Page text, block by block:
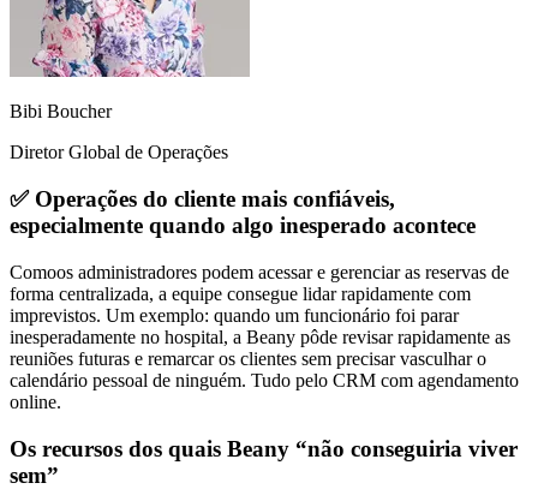
Bibi Boucher
Diretor Global de Operações
✅ Operações do cliente mais confiáveis,
especialmente quando algo inesperado acontece
Comoos administradores podem acessar e gerenciar as reservas de
forma centralizada, a equipe consegue lidar rapidamente com
imprevistos. Um exemplo: quando um funcionário foi parar
inesperadamente no hospital, a Beany pôde revisar rapidamente as
reuniões futuras e remarcar os clientes sem precisar vasculhar o
calendário pessoal de ninguém. Tudo pelo CRM com agendamento
online.
Os recursos dos quais Beany “não conseguiria viver
sem”